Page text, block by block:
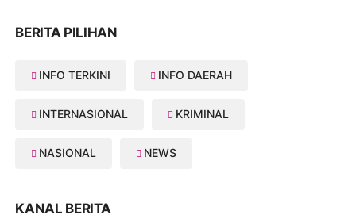
BERITA PILIHAN
INFO TERKINI INFO DAERAH
INTERNASIONAL KRIMINAL
NASIONAL NEWS
KANAL BERITA